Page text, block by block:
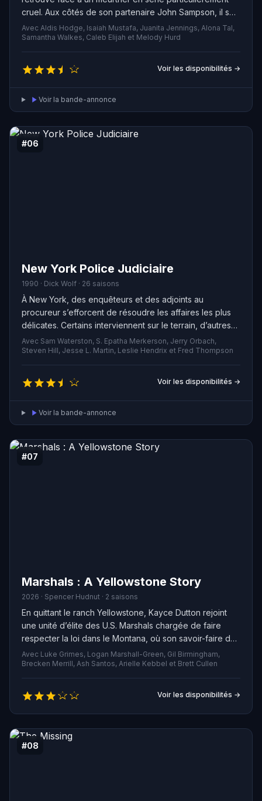
cruel. Aux côtés de son partenaire John Sampson, il se
lance dans une chasse à l'homme effrénée. Pendant ce
temps, une figure menaçante surgie du passé de Cross
refait surface, animée de sombres desseins.
Avec Aldis Hodge, Isaiah Mustafa, Juanita Jennings, Alona Tal,
Samantha Walkes, Caleb Elijah et Melody Hurd
Voir les disponibilités →
Voir la bande-annonce
#06
New York Police Judiciaire
1990 · Dick Wolf · 26 saisons
À New York, des enquêteurs et des adjoints au
procureur s’efforcent de résoudre les affaires les plus
délicates. Certains interviennent sur le terrain, d’autres
devant les tribunaux.
Avec Sam Waterston, S. Epatha Merkerson, Jerry Orbach,
Steven Hill, Jesse L. Martin, Leslie Hendrix et Fred Thompson
Voir les disponibilités →
Voir la bande-annonce
#07
Marshals : A Yellowstone Story
2026 · Spencer Hudnut · 2 saisons
En quittant le ranch Yellowstone, Kayce Dutton rejoint
une unité d’élite des U.S. Marshals chargée de faire
respecter la loi dans le Montana, où son savoir-faire de
cow-boy et son entraînement de Navy SEAL s’avèrent
essentiels. Aux côtés de ses coéquipiers Pete Calvin,
Belle Skinner, Andrea Cruz et Miles Kittle, il doit concilier
le coût psychologique élevé de leur lutte contre la
violence dans la région avec leurs devoirs familiaux.
Pour Kayce, cela implique notamment de protéger son
fils Tate et de préserver ses liens avec Mo et Thomas
Rainwater, issus de la réserve de Broken Rock.
Avec Luke Grimes, Logan Marshall-Green, Gil Birmingham,
Brecken Merrill, Ash Santos, Arielle Kebbel et Brett Cullen
Voir les disponibilités →
#08